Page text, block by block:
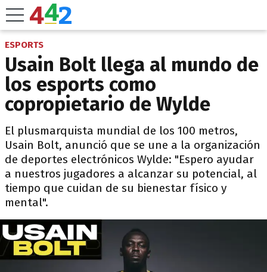
ESPORTS
Usain Bolt llega al mundo de
los esports como
copropietario de Wylde
El plusmarquista mundial de los 100 metros,
Usain Bolt, anunció que se une a la organización
de deportes electrónicos Wylde: "Espero ayudar
a nuestros jugadores a alcanzar su potencial, al
tiempo que cuidan de su bienestar físico y
mental".